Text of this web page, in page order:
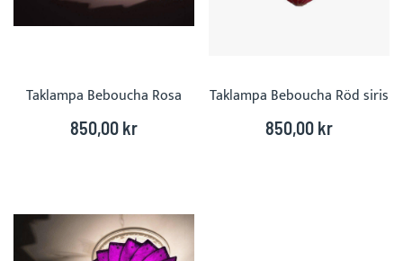
Taklampa Beboucha Rosa
850,00 kr
Taklampa Beboucha Röd siris
850,00 kr